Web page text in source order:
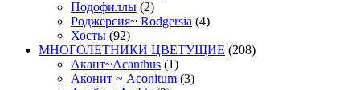
Подофиллы (2)
Роджерсия~ Rodgersia (4)
Хосты (92)
МНОГОЛЕТНИКИ ЦВЕТУЩИЕ (208)
Акант~Acanthus (1)
Аконит ~ Aconitum (3)